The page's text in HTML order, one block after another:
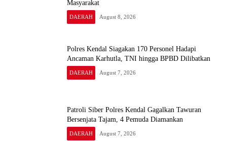
Masyarakat
DAERAH August 8, 2026
Polres Kendal Siagakan 170 Personel Hadapi
Ancaman Karhutla, TNI hingga BPBD Dilibatkan
DAERAH August 7, 2026
Patroli Siber Polres Kendal Gagalkan Tawuran
Bersenjata Tajam, 4 Pemuda Diamankan
DAERAH August 7, 2026